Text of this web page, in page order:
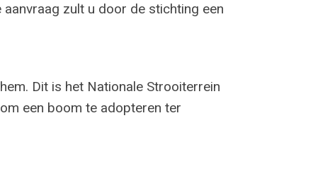
zult u door de stichting een
Dit is het Nationale Strooiterrein
een boom te adopteren ter